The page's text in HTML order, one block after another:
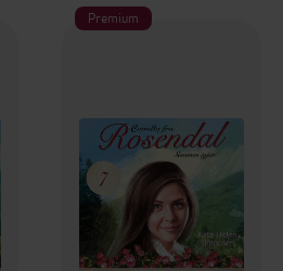
Premium